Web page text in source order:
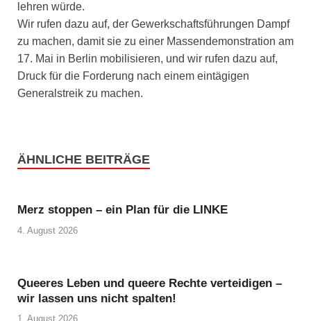
lehren würde.
Wir rufen dazu auf, der Gewerkschaftsführungen Dampf
zu machen, damit sie zu einer Massendemonstration am
17. Mai in Berlin mobilisieren, und wir rufen dazu auf,
Druck für die Forderung nach einem eintägigen
Generalstreik zu machen.
ÄHNLICHE BEITRÄGE
Merz stoppen – ein Plan für die LINKE
4. August 2026
Queeres Leben und queere Rechte verteidigen –
wir lassen uns nicht spalten!
1. August 2026